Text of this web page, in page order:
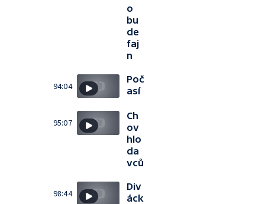
o
bu
de
faj
n
94:04
Poč
así
95:07
Ch
ov
hlo
da
vců
98:44
Div
áck